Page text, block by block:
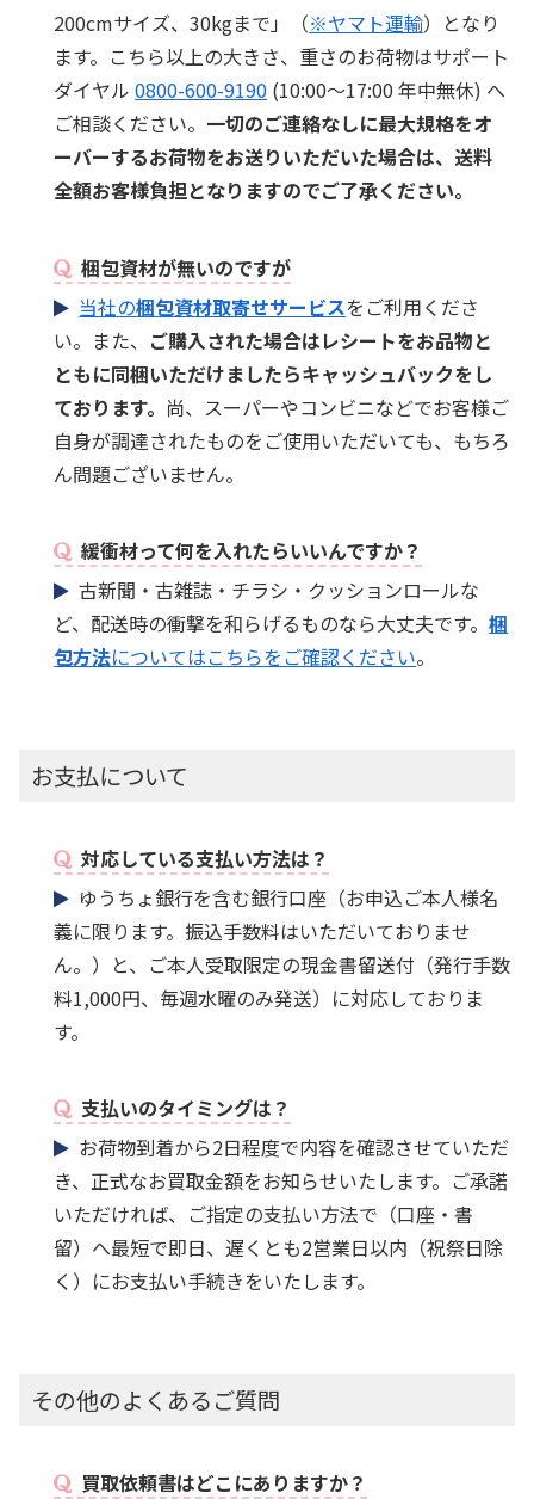
200cmサイズ、30kgまで」（※ヤマト運輸）となり
ます。こちら以上の大きさ、重さのお荷物はサポート
ダイヤル0800-600-9190 (10:00～17:00 年中無休) へ
ご相談ください。 一切のご連絡なしに最大規格をオ
ーバーするお荷物をお送りいただいた場合は、送料
全額お客様負担となりますのでご了承ください。
梱包資材が無いのですが
当社の梱包資材取寄せサービスをご利用くださ
い。また、 ご購入された場合はレシートをお品物と
ともに同梱いただけましたらキャッシュバックをし
ております。 尚、スーパーやコンビニなどでお客様ご
自身が調達されたものをご使用いただいても、もちろ
ん問題ございません。
緩衝材って何を入れたらいいんですか？
古新聞・古雑誌・チラシ・クッションロールな
ど、配送時の衝撃を和らげるものなら大丈夫です。梱
包方法についてはこちらをご確認ください。
お支払について
対応している支払い方法は？
ゆうちょ銀行を含む銀行口座（お申込ご本人様名
義に限ります。振込手数料はいただいておりませ
ん。）と、ご本人受取限定の現金書留送付（発行手数
料1,000円、毎週水曜のみ発送）に対応しておりま
す。
支払いのタイミングは？
お荷物到着から2日程度で内容を確認させていただ
き、正式なお買取金額をお知らせいたします。ご承諾
いただければ、ご指定の支払い方法で（口座・書
留）へ最短で即日、遅くとも2営業日以内（祝祭日除
く）にお支払い手続きをいたします。
その他のよくあるご質問
買取依頼書はどこにありますか？